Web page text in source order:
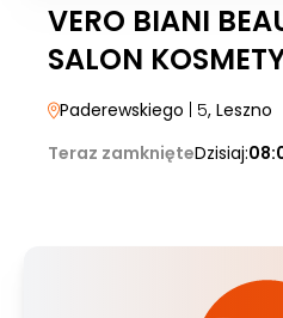
VERO BIANI
SALON
Paderewskiego | 5, Leszno
Teraz zamknięteDzisiaj: